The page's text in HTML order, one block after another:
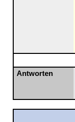
Antworten